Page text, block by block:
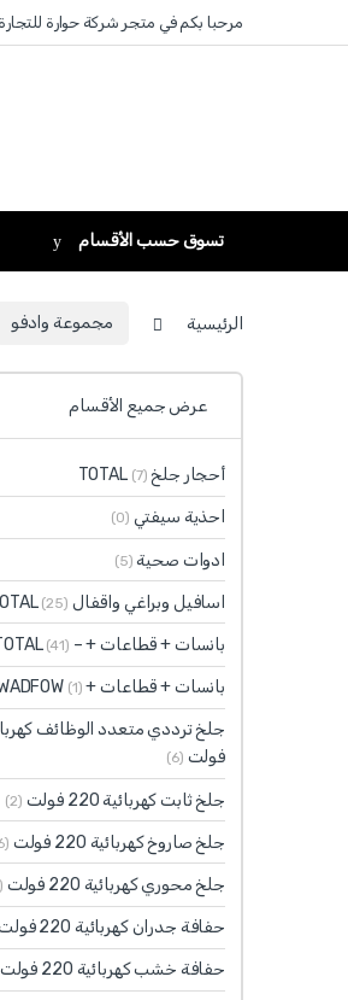
مرحبا بكم في متجر شركة حوارة
تسوق حسب الأقسام
الرئيسية مجموعة وادفو
عرض جميع الأقسام
أحجار جلخ TOTAL (7)
احذية سيفتي (0)
ادوات صحية (5)
اسافيل وبراغي واقفال TOTAL (25)
بانسات + قطاعات + – TOTAL (41)
بانسات + قطاعات + WADFOW (1)
فولت (6)
جلخ ثابت كهربائية 220 فولت (2)
جلخ صاروخ كهربائية 220 فولت (16)
جلخ محوري كهربائية 220 فولت (4)
حفافة جدران كهربائية 220 فولت
حفافة خشب كهربائية 220 فولت